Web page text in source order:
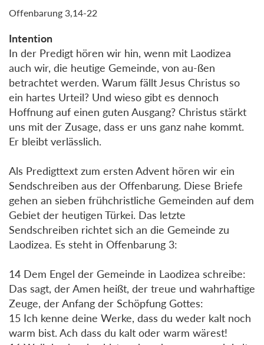
Offenbarung 3,14-22
Intention
In der Predigt hören wir hin, wenn mit Laodizea
auch wir, die heutige Gemeinde, von au-ßen
betrachtet werden. Warum fällt Jesus Christus so
ein hartes Urteil? Und wieso gibt es dennoch
Hoffnung auf einen guten Ausgang? Christus stärkt
uns mit der Zusage, dass er uns ganz nahe kommt.
Er bleibt verlässlich.
Als Predigttext zum ersten Advent hören wir ein
Sendschreiben aus der Offenbarung. Diese Briefe
gehen an sieben frühchristliche Gemeinden auf dem
Gebiet der heutigen Türkei. Das letzte
Sendschreiben richtet sich an die Gemeinde zu
Laodizea. Es steht in Offenbarung 3:
14 Dem Engel der Gemeinde in Laodizea schreibe:
Das sagt, der Amen heißt, der treue und wahrhaftige
Zeuge, der Anfang der Schöpfung Gottes:
15 Ich kenne deine Werke, dass du weder kalt noch
warm bist. Ach dass du kalt oder warm wärest!